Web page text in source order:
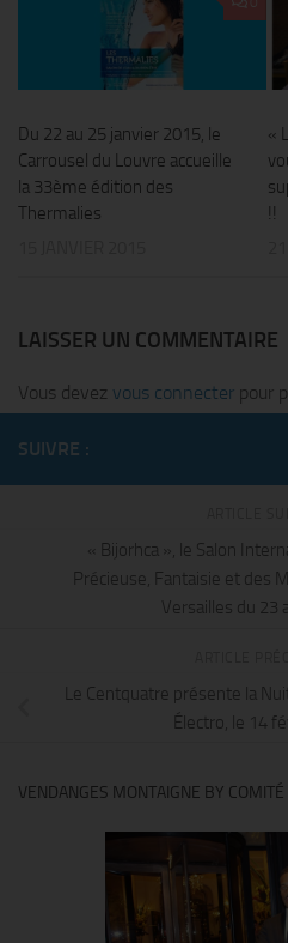
Du 22 au 25 janvier 2015, le
Carrousel du Louvre accueille
la 33ème édition des
Thermalies
«
!!
LAISSER UN COMMENTAIRE
Vous devez vous connecter pour
SUIVRE :
« Bijorhca », le Salon
Précieuse, Fantaisie et des
Versailles du 23
Le Centquatre présente la
Électro, le 14
VENDANGES MONTAIGNE BY